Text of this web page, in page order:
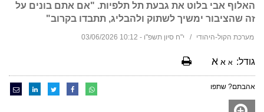
האלוף אבי בלוט את גבעת תל תלפיות. "אם אתם בונים על
זה שהציבור ימשיך לשתוק ולהבליג, תתבדו בקרוב"
מערכת הקול-היהודי י"ח סיון תשפ"ו - 10:12 03/06/2026
גודל: א א א
אהבתם? שתפו